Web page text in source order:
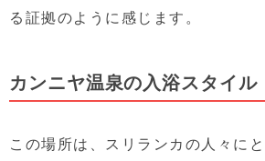
る証拠のように感じます。
カンニヤ温泉の入浴スタイル
この場所は、スリランカの人々に